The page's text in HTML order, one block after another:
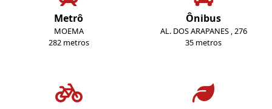
Metrô
MOEMA
282 metros
Ônibus
AL. DOS ARAPANES , 276
35 metros